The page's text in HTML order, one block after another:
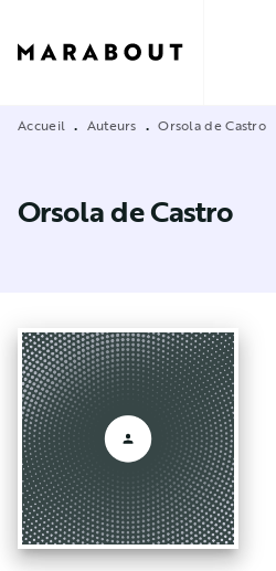
Accueil • Auteurs • Orsola de Castro
Orsola de Castro